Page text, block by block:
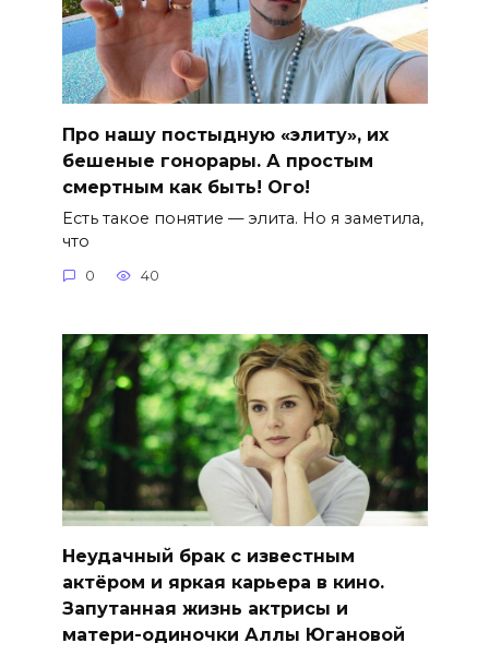
Про нашу постыдную «элиту», их
бешеные гонорары. А простым
смертным как быть! Ого!
Есть такое понятие — элита. Но я заметила,
что
0 40
Неудачный брак с известным
актёром и яркая карьера в кино.
Запутанная жизнь актрисы и
матери-одиночки Аллы Югановой